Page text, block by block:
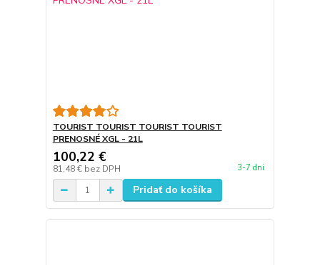
TOURIST TOURIST TOURIST TOURIST
PRENOSNÉ XGL - 21L
100,22 €
81,48 € bez DPH 3-7 dni
Pridať do košíka